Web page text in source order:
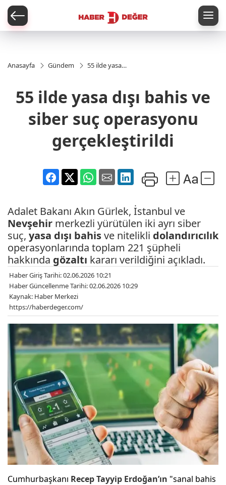
Anasayfa Gündem
55 ilde yasa
operasyonu
gerçekleştirildi
55 ilde yasa dışı bahis ve
siber suç operasyonu
gerçekleştirildi
Adalet Bakanı Akın Gürlek, İstanbul ve
Nevşehir merkezli yürütülen iki ayrı siber
suç, yasa dışı bahisve nitelikli dolandırıcılık
operasyonlarında toplam 221 şüpheli
hakkında gözaltı kararı verildiğini açıkladı.
Haber Giriş Tarihi: 02.06.2026 10:21
Haber Güncellenme Tarihi: 02.06.2026 10:29
Kaynak: Haber Merkezi
https://haberdeger.com/
Cumhurbaşkanı Recep Tayyip Erdoğan’ın "sanal bahis